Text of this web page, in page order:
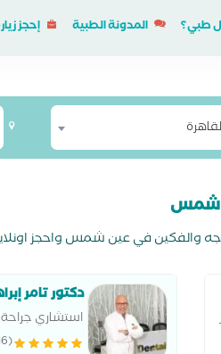
طبي؟ المدونة الطبية إحجز
شمس
والفكين في عين شمس واحجز
دكتور تامر
استشاري
(16 تقييم)